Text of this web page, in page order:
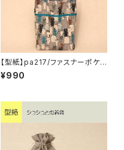
【型紙】pa217/ファスナーポケッ
ト付きトートバッグ
¥990